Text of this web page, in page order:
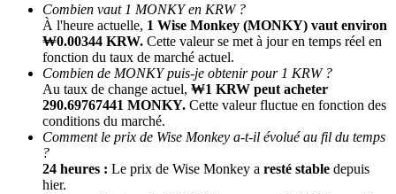
Parrainage
Invitez un ami pour recevoir des récompenses en espèces
BTC Welcome Rewards
Combien vaut 1 MONKY en KRW ?
À l'heure actuelle, 1 Wise Monkey (MONKY) vaut environ
₩0.00344 KRW. Cette valeur se met à jour en temps réel en
fonction du taux de marché actuel.
Combien de MONKY puis-je obtenir pour 1 KRW ?
Au taux de change actuel, ₩1 KRW peut acheter
290.69767441 MONKY. Cette valeur fluctue en fonction des
conditions du marché.
Comment le prix de Wise Monkey a-t-il évolué au fil du temps
?
24 heures : Le prix de Wise Monkey a resté stable depuis
hier.